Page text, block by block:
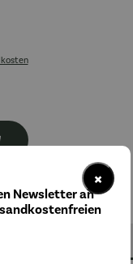
×
Newsletter an